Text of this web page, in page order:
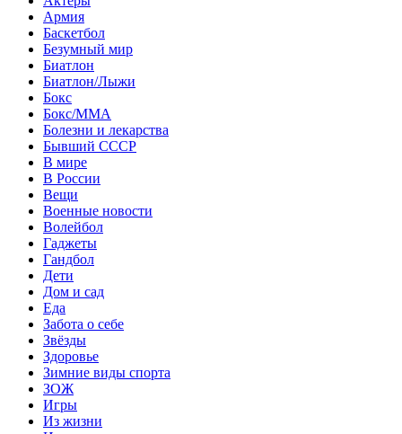
Армия
Баскетбол
Безумный мир
Биатлон
Биатлон/Лыжи
Бокс
Бокс/MMA
Болезни и лекарства
Бывший СССР
В мире
В России
Вещи
Военные новости
Волейбол
Гаджеты
Гандбол
Дети
Дом и сад
Еда
Забота о себе
Звёзды
Здоровье
Зимние виды спорта
ЗОЖ
Игры
Из жизни